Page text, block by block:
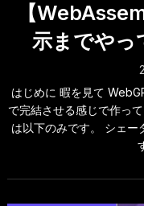
【
示までやっ
はじめに 暇を見て
で完結させる感じで作っ
は以下のみです。 シェー